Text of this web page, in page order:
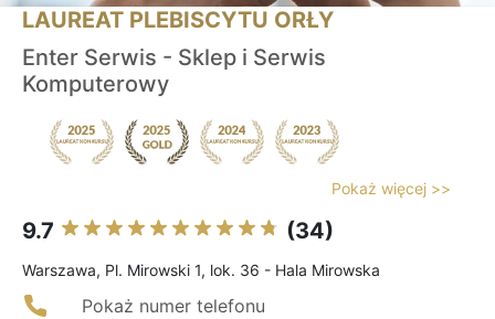
LAUREAT PLEBISCYTU ORŁY
Enter Serwis - Sklep i Serwis
Komputerowy
Pokaż więcej >>
9.7 (34)
Warszawa, Pl. Mirowski 1, lok. 36 - Hala Mirowska
Pokaż numer telefonu